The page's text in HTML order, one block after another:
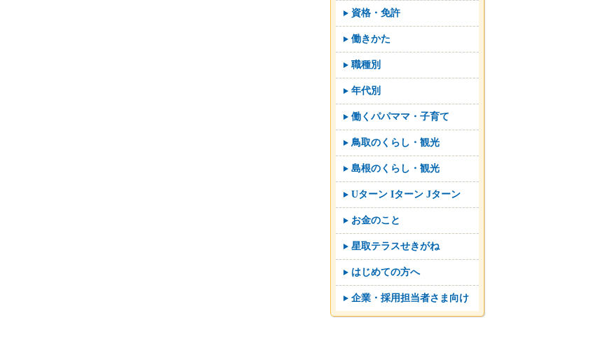
資格・免許
働きかた
職種別
年代別
働くパパママ・子育て
鳥取のくらし・観光
島根のくらし・観光
Uターン Iターン Jターン
お金のこと
星取テラスせきがね
はじめての方へ
企業・採用担当者さま向け